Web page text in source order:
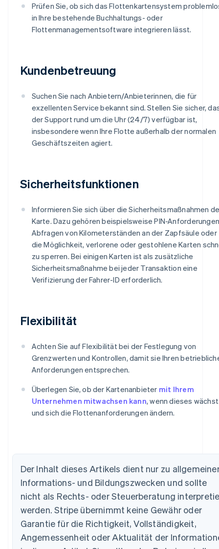
Prüfen Sie, ob sich das Flottenkartensystem
in Ihre bestehende Buchhaltungs- oder
Flottenmanagementsoftware integrieren lässt.
Kundenbetreuung
Suchen Sie nach Anbietern/Anbieterinnen, die für
exzellenten Service bekannt sind. Stellen Sie sicher,
der Support rund um die Uhr (24/7) verfügbar ist,
insbesondere wenn Ihre Flotte außerhalb der normalen
Geschäftszeiten agiert.
Sicherheitsfunktionen
Informieren Sie sich über die Sicherheitsmaßnahmen
Karte. Dazu gehören beispielsweise PIN-
Abfragen von Kilometerständen an der Zapfsäule oder
die Möglichkeit, verlorene oder gestohlene Karten
zu sperren. Bei einigen Karten ist als zusätzliche
Sicherheitsmaßnahme bei jeder Transaktion eine
Verifizierung der Fahrer-ID erforderlich.
Flexibilität
Achten Sie auf Flexibilität bei der Festlegung von
Grenzwerten und Kontrollen, damit sie Ihren
Anforderungen entsprechen.
Überlegen Sie, ob der Kartenanbieter mit Ihrem
Unternehmen mitwachsen kann, wenn dieses wächst
und sich die Flottenanforderungen ändern.
Der Inhalt dieses Artikels dient nur zu
Informations- und Bildungszwecken und sollte
nicht als Rechts- oder Steuerberatung
werden. Stripe übernimmt keine Gewähr oder
Garantie für die Richtigkeit, Vollständigkeit,
Angemessenheit oder Aktualität der
Australien
English
Belgien
Nederlands FrançaisDeutschEnglish
PortuguêsEnglish